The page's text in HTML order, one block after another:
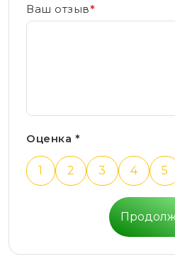
Ваш отзыв*
Оценка *
1 2 3 4 5